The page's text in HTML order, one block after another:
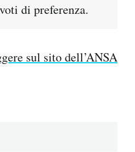
di preferenza.
sul sito dell’ANSA